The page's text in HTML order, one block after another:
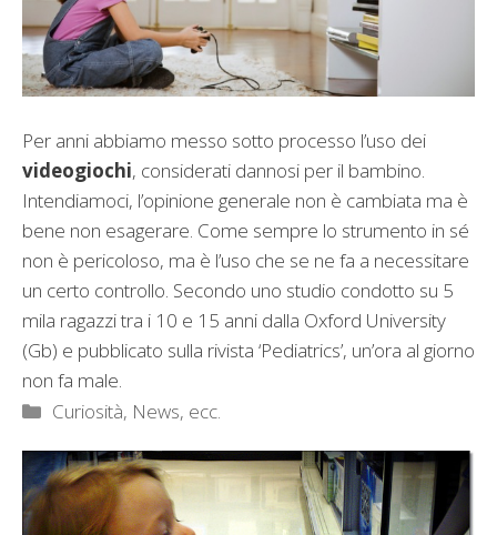
Per anni abbiamo messo sotto processo l’uso dei
videogiochi, considerati dannosi per il bambino.
Intendiamoci, l’opinione generale non è cambiata ma è
bene non esagerare. Come sempre lo strumento in sé
non è pericoloso, ma è l’uso che se ne fa a necessitare
un certo controllo. Secondo uno studio condotto su 5
mila ragazzi tra i 10 e 15 anni dalla Oxford University
(Gb) e pubblicato sulla rivista ‘Pediatrics’, un’ora al giorno
non fa male.
Categorie
Curiosità, News, ecc.